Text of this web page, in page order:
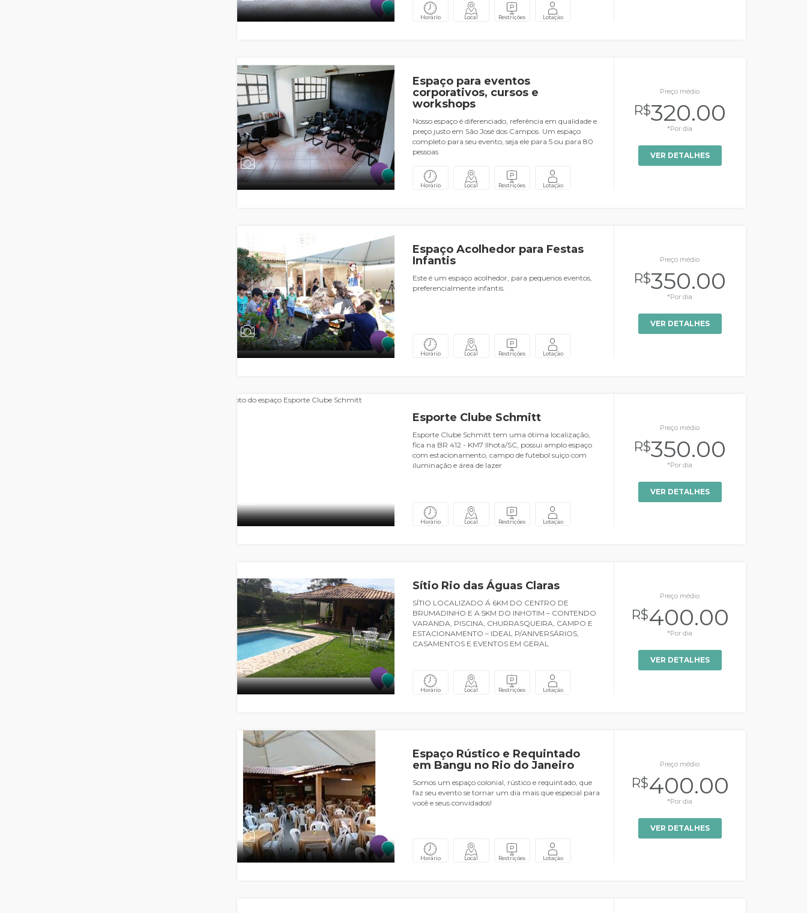
Horário Local Restrições Lotação
Espaço para eventos
corporativos, cursos e
workshops
Nosso espaço é diferenciado, referência em qualidade e
preço justo em São José dos Campos. Um espaço
completo para seu evento, seja ele para 5 ou para 80
pessoas
Horário Local Restrições Lotação
Preço médio
R$320.00
*Por dia
VER DETALHES
Espaço Acolhedor para Festas
Infantis
Este é um espaço acolhedor, para pequenos eventos,
preferencialmente infantis.
Horário Local Restrições Lotação
Preço médio
R$350.00
*Por dia
VER DETALHES
Esporte Clube Schmitt
Esporte Clube Schmitt tem uma ótima localização,
fica na BR 412 - KM7 Ilhota/SC, possui amplo espaço
com estacionamento, campo de futebol suiço com
iluminação e área de lazer
Horário Local Restrições Lotação
Preço médio
R$350.00
*Por dia
VER DETALHES
Sítio Rio das Águas Claras
SÍTIO LOCALIZADO Á 6KM DO CENTRO DE
BRUMADINHO E A 5KM DO INHOTIM – CONTENDO
VARANDA, PISCINA, CHURRASQUEIRA, CAMPO E
ESTACIONAMENTO – IDEAL P/ANIVERSÁRIOS,
CASAMENTOS E EVENTOS EM GERAL
Horário Local Restrições Lotação
Preço médio
R$400.00
*Por dia
VER DETALHES
Espaço Rústico e Requintado
em Bangu no Rio do Janeiro
Somos um espaço colonial, rústico e requintado, que
faz seu evento se tornar um dia mais que especial para
você e seus convidados!
Horário Local Restrições Lotação
Preço médio
R$400.00
*Por dia
VER DETALHES